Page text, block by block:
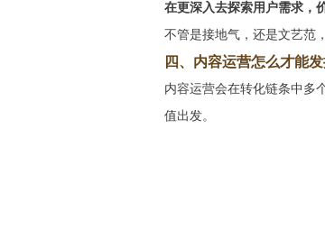
在更深入去探索用户需求，
不管是接地气，还是文艺范
四、内容运营怎么才能
内容运营会在转化链条中多
值出发。